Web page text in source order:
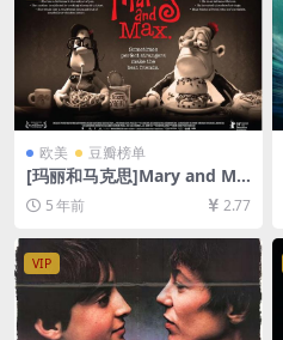
欧美 豆瓣榜单
[玛丽和马克思]Mary and Ma
x (2009)[百度网盘+迅雷云盘
资源1080P超清未删减][MP4/
5.9GB][中英字幕]
5 年前 2.77
VIP